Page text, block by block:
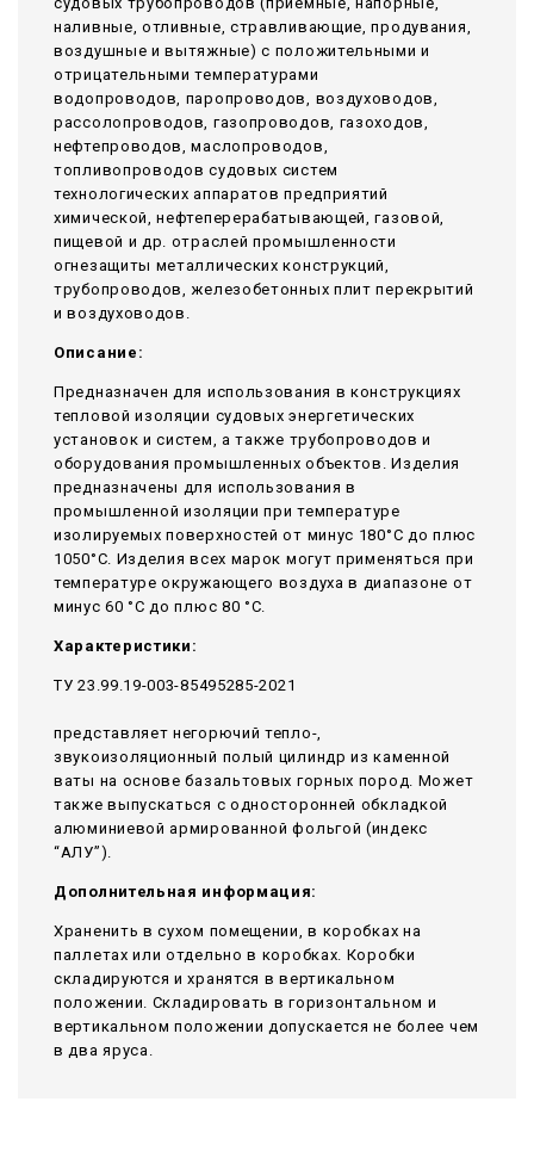
наливные, отливные, стравливающие, продувания,
воздушные и вытяжные) с положительными и
отрицательными температурами
водопроводов, паропроводов, воздуховодов,
рассолопроводов, газопроводов, газоходов,
нефтепроводов, маслопроводов,
топливопроводов судовых систем
технологических аппаратов предприятий
химической, нефтеперерабатывающей, газовой,
пищевой и др. отраслей промышленности
огнезащиты металлических конструкций,
трубопроводов, железобетонных плит перекрытий
и воздуховодов.
Описание:
Предназначен для использования в конструкциях
тепловой изоляции судовых энергетических
установок и систем, а также трубопроводов и
оборудования промышленных объектов. Изделия
предназначены для использования в
промышленной изоляции при температуре
изолируемых поверхностей от минус 180°С до плюс
1050°С. Изделия всех марок могут применяться при
температуре окружающего воздуха в диапазоне от
минус 60 °С до плюс 80 °С.
Характеристики:
ТУ 23.99.19-003-85495285-2021
представляет негорючий тепло-,
звукоизоляционный полый цилиндр из каменной
ваты на основе базальтовых горных пород. Может
также выпускаться с односторонней обкладкой
алюминиевой армированной фольгой (индекс
“АЛУ”).
Дополнительная информация:
Храненить в сухом помещении, в коробках на
паллетах или отдельно в коробках. Коробки
складируются и хранятся в вертикальном
положении. Складировать в горизонтальном и
вертикальном положении допускается не более чем
в два яруса.